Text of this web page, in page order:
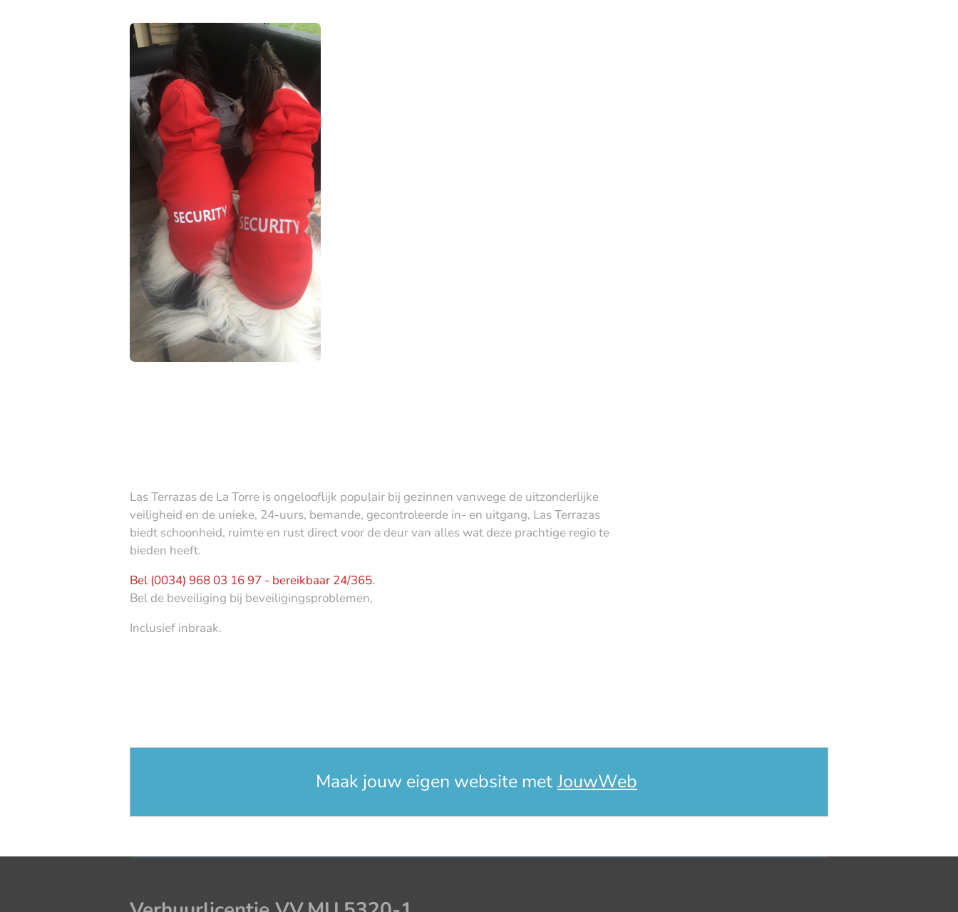
Las Terrazas de La Torre is ongelooflijk populair bij gezinnen vanwege de uitzonderlijke
veiligheid en de unieke, 24-uurs, bemande, gecontroleerde in- en uitgang, Las Terrazas
biedt schoonheid, ruimte en rust direct voor de deur van alles wat deze prachtige regio te
bieden heeft.
Bel (0034) 968 03 16 97 - bereikbaar 24/365.
Bel de beveiliging bij beveiligingsproblemen,
Inclusief inbraak.
Maak jouw eigen website met JouwWeb